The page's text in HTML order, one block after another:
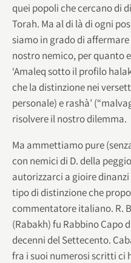
quei popoli che cercano di
Torah. Ma al di là di ogni
siamo in grado di
nostro nemico, per quanto
‘Amaleq sotto il profilo
che la distinzione nei
personale) e rashà’
risolvere il nostro dilemma.
Ma ammettiamo pure
con nemici di D. della
autorizzarci a gioire
tipo di distinzione che
commentatore italiano. R.
(Rabakh) fu Rabbino Capo
decenni del Settecento.
fra i suoi numerosi scritti